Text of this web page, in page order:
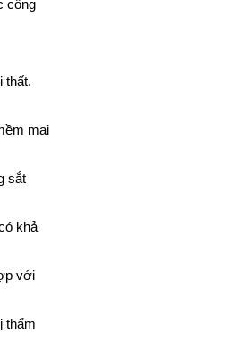
công
thất.
mại
sắt
khả
với
thẩm